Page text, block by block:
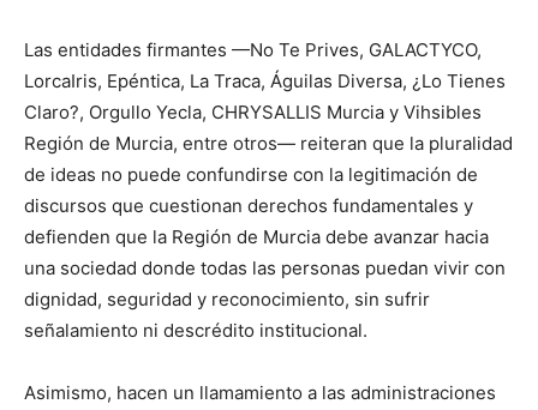
Las entidades firmantes —No Te Prives, GALACTYCO,
LorcaIris, Epéntica, La Traca, Águilas Diversa, ¿Lo Tienes
Claro?, Orgullo Yecla, CHRYSALLIS Murcia y Vihsibles
Región de Murcia, entre otros— reiteran que la pluralidad
de ideas no puede confundirse con la legitimación de
discursos que cuestionan derechos fundamentales y
defienden que la Región de Murcia debe avanzar hacia
una sociedad donde todas las personas puedan vivir con
dignidad, seguridad y reconocimiento, sin sufrir
señalamiento ni descrédito institucional.
Asimismo, hacen un llamamiento a las administraciones